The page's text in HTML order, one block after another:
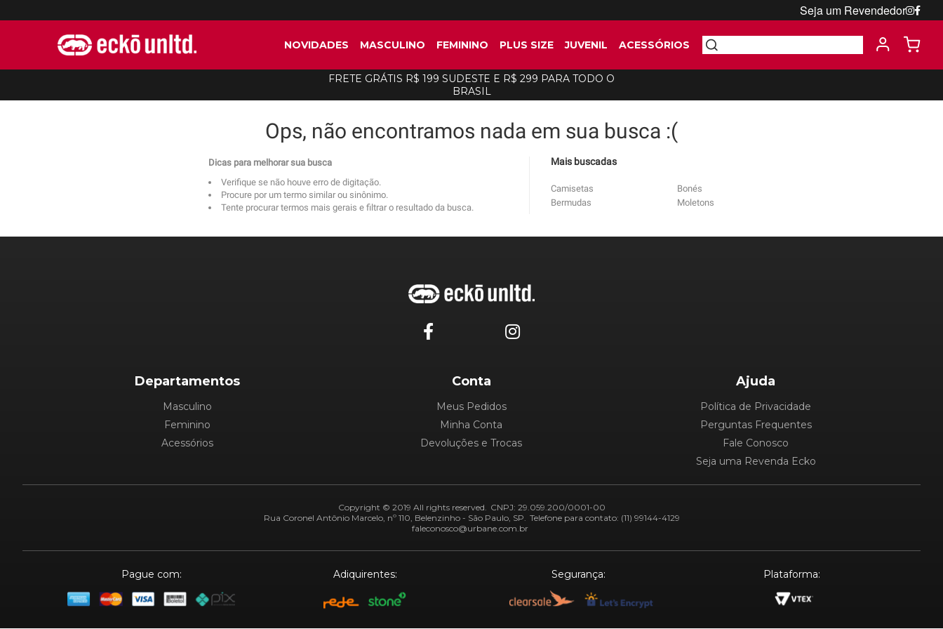
Seja um Revendedor
NOVIDADES MASCULINO FEMININO PLUS SIZE JUVENIL ACESSÓRIOS
FRETE GRÁTIS R$ 199 SUDESTE E R$ 299 PARA TODO O
BRASIL
Ops, não encontramos nada em sua busca :(
Dicas para melhorar sua busca
Verifique se não houve erro de digitação.
Procure por um termo similar ou sinônimo.
Tente procurar termos mais gerais e filtrar o resultado da busca.
Mais buscadas
Camisetas
Bonés
Bermudas
Moletons
Departamentos
Masculino
Feminino
Acessórios
Conta
Meus Pedidos
Minha Conta
Devoluções e Trocas
Ajuda
Política de Privacidade
Perguntas Frequentes
Fale Conosco
Seja uma Revenda Ecko
Copyright © 2019 All rights reserved. CNPJ: 29.059.200/0001-00
Rua Coronel Antônio Marcelo, nº 110, Belenzinho - São Paulo, SP. Telefone para contato: (11) 99144-4129
faleconosco@urbane.com.br
Pague com: Adiquirentes: Segurança: Plataforma: